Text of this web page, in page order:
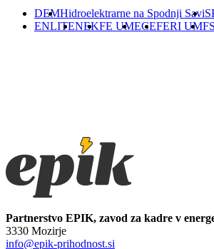
DEMHidroelektrarne na Spodnji Savi
ENLITENEKFE UMECEFERI UM
Partnerstvo EPIK, zavod za kadre v
3330 Mozirje
info@epik-prihodnost.si